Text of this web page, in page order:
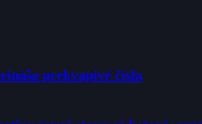
prekvapivé čísla